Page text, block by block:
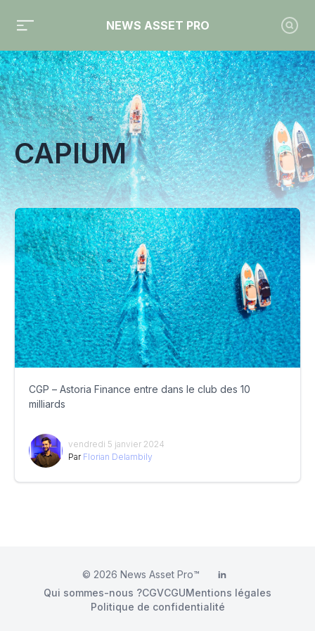
NEWS ASSET PRO
Toute l'actualité sur le tag "Capium"
CAPIUM
CGP – Astoria Finance entre dans le club des 10
milliards
vendredi 5 janvier 2024
Par Florian Delambily
© 2026 News Asset Pro™ LinkedIn
Qui sommes-nous ?CGVCGUMentions légales
Politique de confidentialité